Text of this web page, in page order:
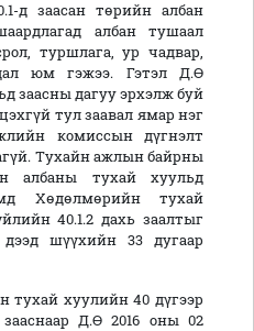
д заасан төрийн албан
албан тушаал
туршлага, ур чадвар,
юм гэжээ. Гэтэл Д.Ө
заасны дагуу эрхэлж буй
тул заавал ямар нэг
комиссын дүгнэлт
Тухайн ажлын байрны
албаны тухай хуульд
Хөдөлмөрийн тухай
40.1.2 дахь заалтыг
шүүхийн 33 дугаар
тухай хуулийн 40 дүгээр
зааснаар Д.Ө 2016 оны 02